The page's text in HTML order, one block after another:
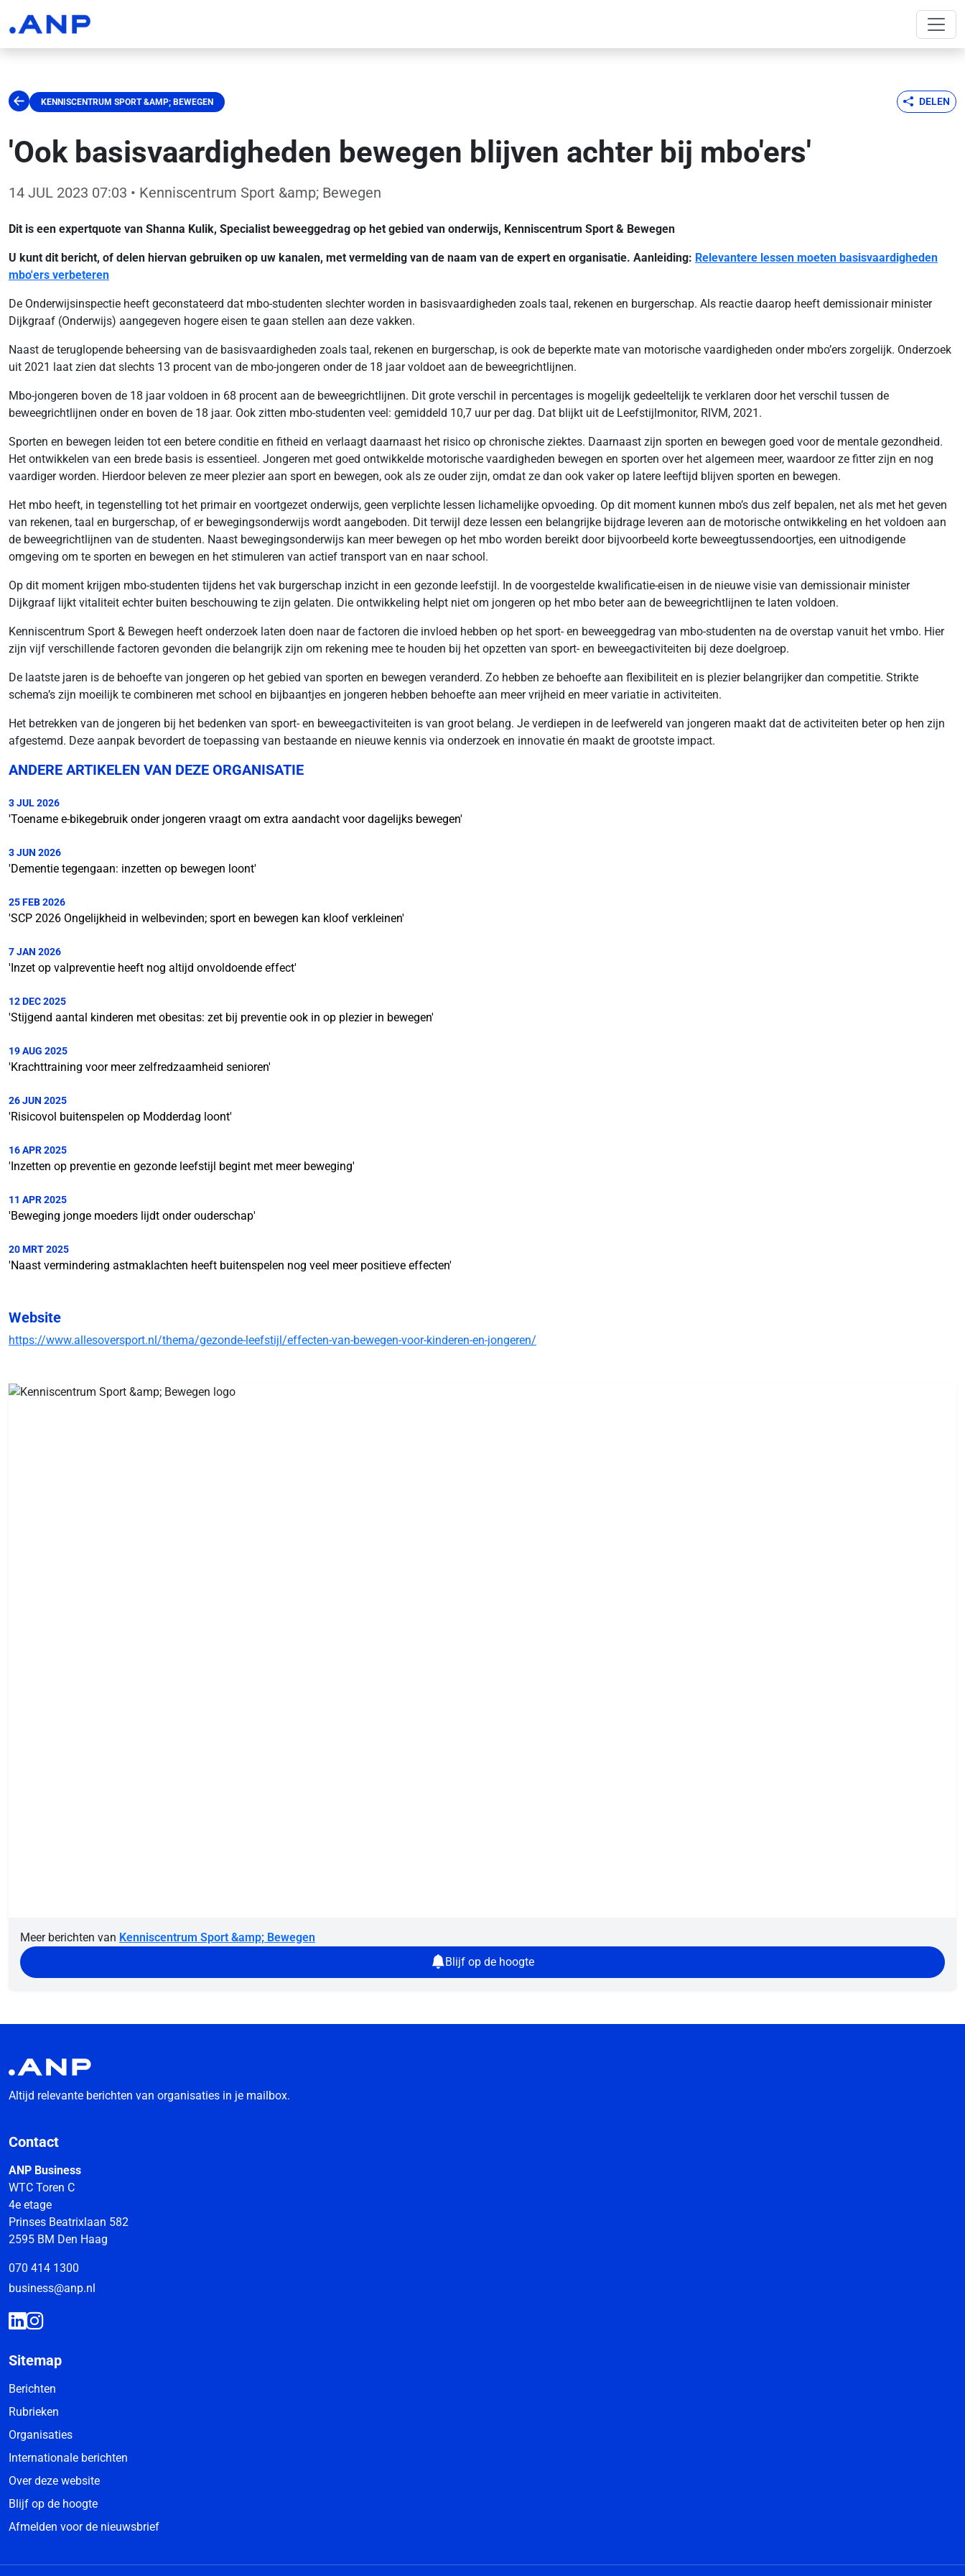
KENNISCENTRUM SPORT &AMP; BEWEGEN DELEN
'Ook basisvaardigheden bewegen blijven achter bij mbo'ers'
14 JUL 2023 07:03 • Kenniscentrum Sport &amp; Bewegen
Dit is een expertquote van Shanna Kulik, Specialist beweeggedrag op het gebied van onderwijs, Kenniscentrum Sport & Bewegen
U kunt dit bericht, of delen hiervan gebruiken op uw kanalen, met vermelding van de naam van de expert en organisatie. Aanleiding: Relevantere lessen moeten basisvaardigheden
mbo'ers verbeteren
De Onderwijsinspectie heeft geconstateerd dat mbo-studenten slechter worden in basisvaardigheden zoals taal, rekenen en burgerschap. Als reactie daarop heeft demissionair minister
Dijkgraaf (Onderwijs) aangegeven hogere eisen te gaan stellen aan deze vakken.
Naast de teruglopende beheersing van de basisvaardigheden zoals taal, rekenen en burgerschap, is ook de beperkte mate van motorische vaardigheden onder mbo’ers zorgelijk. Onderzoek
uit 2021 laat zien dat slechts 13 procent van de mbo-jongeren onder de 18 jaar voldoet aan de beweegrichtlijnen.
Mbo-jongeren boven de 18 jaar voldoen in 68 procent aan de beweegrichtlijnen. Dit grote verschil in percentages is mogelijk gedeeltelijk te verklaren door het verschil tussen de
beweegrichtlijnen onder en boven de 18 jaar. Ook zitten mbo-studenten veel: gemiddeld 10,7 uur per dag. Dat blijkt uit de Leefstijlmonitor, RIVM, 2021.
Sporten en bewegen leiden tot een betere conditie en fitheid en verlaagt daarnaast het risico op chronische ziektes. Daarnaast zijn sporten en bewegen goed voor de mentale gezondheid.
Het ontwikkelen van een brede basis is essentieel. Jongeren met goed ontwikkelde motorische vaardigheden bewegen en sporten over het algemeen meer, waardoor ze fitter zijn en nog
vaardiger worden. Hierdoor beleven ze meer plezier aan sport en bewegen, ook als ze ouder zijn, omdat ze dan ook vaker op latere leeftijd blijven sporten en bewegen.
Het mbo heeft, in tegenstelling tot het primair en voortgezet onderwijs, geen verplichte lessen lichamelijke opvoeding. Op dit moment kunnen mbo’s dus zelf bepalen, net als met het geven
van rekenen, taal en burgerschap, of er bewegingsonderwijs wordt aangeboden. Dit terwijl deze lessen een belangrijke bijdrage leveren aan de motorische ontwikkeling en het voldoen aan
de beweegrichtlijnen van de studenten. Naast bewegingsonderwijs kan meer bewegen op het mbo worden bereikt door bijvoorbeeld korte beweegtussendoortjes, een uitnodigende
omgeving om te sporten en bewegen en het stimuleren van actief transport van en naar school.
Op dit moment krijgen mbo-studenten tijdens het vak burgerschap inzicht in een gezonde leefstijl. In de voorgestelde kwalificatie-eisen in de nieuwe visie van demissionair minister
Dijkgraaf lijkt vitaliteit echter buiten beschouwing te zijn gelaten. Die ontwikkeling helpt niet om jongeren op het mbo beter aan de beweegrichtlijnen te laten voldoen.
Kenniscentrum Sport & Bewegen heeft onderzoek laten doen naar de factoren die invloed hebben op het sport- en beweeggedrag van mbo-studenten na de overstap vanuit het vmbo. Hier
zijn vijf verschillende factoren gevonden die belangrijk zijn om rekening mee te houden bij het opzetten van sport- en beweegactiviteiten bij deze doelgroep.
De laatste jaren is de behoefte van jongeren op het gebied van sporten en bewegen veranderd. Zo hebben ze behoefte aan flexibiliteit en is plezier belangrijker dan competitie. Strikte
schema’s zijn moeilijk te combineren met school en bijbaantjes en jongeren hebben behoefte aan meer vrijheid en meer variatie in activiteiten.
Het betrekken van de jongeren bij het bedenken van sport- en beweegactiviteiten is van groot belang. Je verdiepen in de leefwereld van jongeren maakt dat de activiteiten beter op hen zijn
afgestemd. Deze aanpak bevordert de toepassing van bestaande en nieuwe kennis via onderzoek en innovatie én maakt de grootste impact.
ANDERE ARTIKELEN VAN DEZE ORGANISATIE
3 JUL 2026
'Toename e-bikegebruik onder jongeren vraagt om extra aandacht voor dagelijks bewegen'
3 JUN 2026
'Dementie tegengaan: inzetten op bewegen loont'
25 FEB 2026
'SCP 2026 Ongelijkheid in welbevinden; sport en bewegen kan kloof verkleinen'
7 JAN 2026
'Inzet op valpreventie heeft nog altijd onvoldoende effect'
12 DEC 2025
'Stijgend aantal kinderen met obesitas: zet bij preventie ook in op plezier in bewegen'
19 AUG 2025
'Krachttraining voor meer zelfredzaamheid senioren'
26 JUN 2025
'Risicovol buitenspelen op Modderdag loont'
16 APR 2025
'Inzetten op preventie en gezonde leefstijl begint met meer beweging'
11 APR 2025
'Beweging jonge moeders lijdt onder ouderschap'
20 MRT 2025
'Naast vermindering astmaklachten heeft buitenspelen nog veel meer positieve effecten'
Website
https://www.allesoversport.nl/thema/gezonde-leefstijl/effecten-van-bewegen-voor-kinderen-en-jongeren/
Meer berichten van Kenniscentrum Sport &amp; Bewegen
Blijf op de hoogte
Altijd relevante berichten van organisaties in je mailbox.
Contact
ANP Business
WTC Toren C
4e etage
Prinses Beatrixlaan 582
2595 BM Den Haag
070 414 1300
business@anp.nl
Sitemap
Berichten
Rubrieken
Organisaties
Internationale berichten
Over deze website
Blijf op de hoogte
Afmelden voor de nieuwsbrief